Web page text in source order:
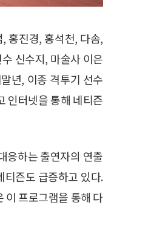
홍진경, 홍석천, 다솜,
신수지, 마술사 이은
년, 이종 격투기 선수
인터넷을 통해 네티즌
응하는 출연자의 연출
티즌도 급증하고 있다.
이 프로그램을 통해 다